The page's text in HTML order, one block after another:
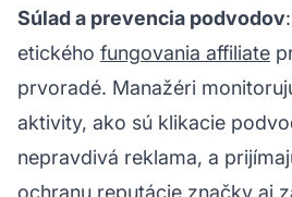
Súlad a prevencia podvodov
etického fungovania affiliate
prvoradé. Manažéri
aktivity, ako sú klikacie
nepravdivá reklama, a
ochranu reputácie značky aj